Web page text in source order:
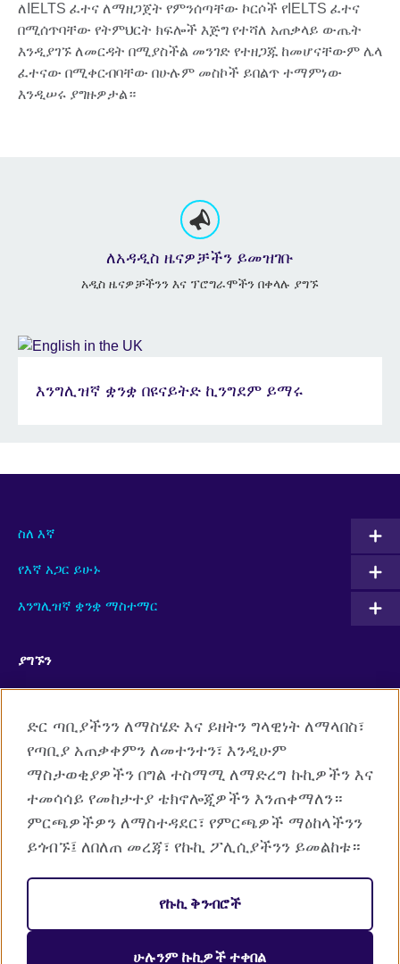
ለIELTS ፈተና ለማዘጋጀት የምንሰጣቸው ኮርሶች የIELTS ፈተና
በሚሰጥባቸው የትምህርት ክፍሎች እጅግ የተሻለ አጠቃላይ ውጤት
እንዲያገኙ ለመርዳት በሚያስችል መንገድ የተዘጋጁ ከመሆናቸውም ሌላ
ፈተናው በሚቀርብባቸው በሁሉም መስኮች ይበልጥ ተማምነው
እንዲሠሩ ያግዙዎታል።
ለአዳዲስ ዜናዎቻችን ይመዝገቡ
አዲስ ዜናዎቻችንን እና ፕሮግራሞችን በቀላሉ ያግኙ
እንግሊዝኛ ቋንቋ በዩናይትድ ኪንግደም ይማሩ
ስለ እኛ
የእኛ አጋር ይሁኑ
እንግሊዝኛ ቋንቋ ማስተማር
ያግኙን
TikTok
British Council Global
የግል መረጃ ጥበቃ እና የአጠቃቀም ደንብ
© 2026 British Council
ድር ጣቢያችንን ለማስሄድ እና ይዘትን ግላዊነት ለማላበስ፣
የጣቢያ አጠቃቀምን ለመተንተን፣ እንዲሁም
ማስታወቂያዎችን በግል ተስማሚ ለማድረግ ኩኪዎችን እና
ተመሳሳይ የመከታተያ ቴክኖሎጂዎችን እንጠቀማለን።
ምርጫዎችዎን ለማስተዳደር፣ የምርጫዎች ማዕከላችንን
ይጎብኙ፤ ለበለጠ መረጃ፣ የኩኪ ፖሊሲያችንን ይመልከቱ።
የኩኪ ቅንብሮች
ሁሉንም ኩኪዎች ተቀበል